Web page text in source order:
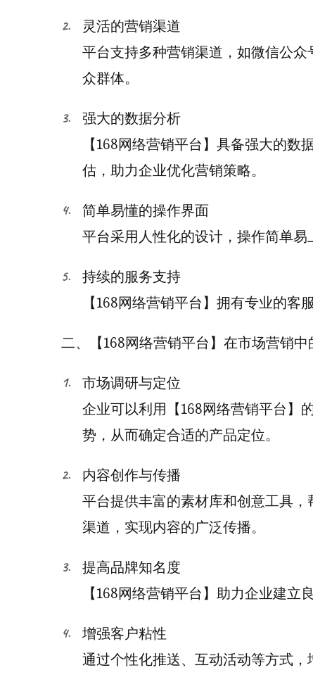
灵活的营销渠道
平台支持多种营销渠道，如微信公
众群体。
强大的数据分析
【168网络营销平台】具备强大的
估，助力企业优化营销策略。
简单易懂的操作界面
平台采用人性化的设计，操作简单易
持续的服务支持
【168网络营销平台】拥有专业的客
二、【168网络营销平台】在市场营销中
市场调研与定位
企业可以利用【168网络营销平台】
势，从而确定合适的产品定位。
内容创作与传播
平台提供丰富的素材库和创意工具
渠道，实现内容的广泛传播。
提高品牌知名度
【168网络营销平台】助力企业建立
增强客户粘性
通过个性化推送、互动活动等方式，